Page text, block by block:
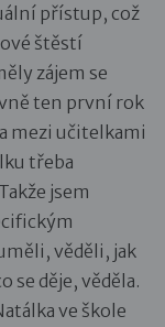
přístup, což
štěstí
zájem se
ten první rok
mezi učitelkami
třeba
jsem
věděli, jak
se děje, věděla.
ve škole